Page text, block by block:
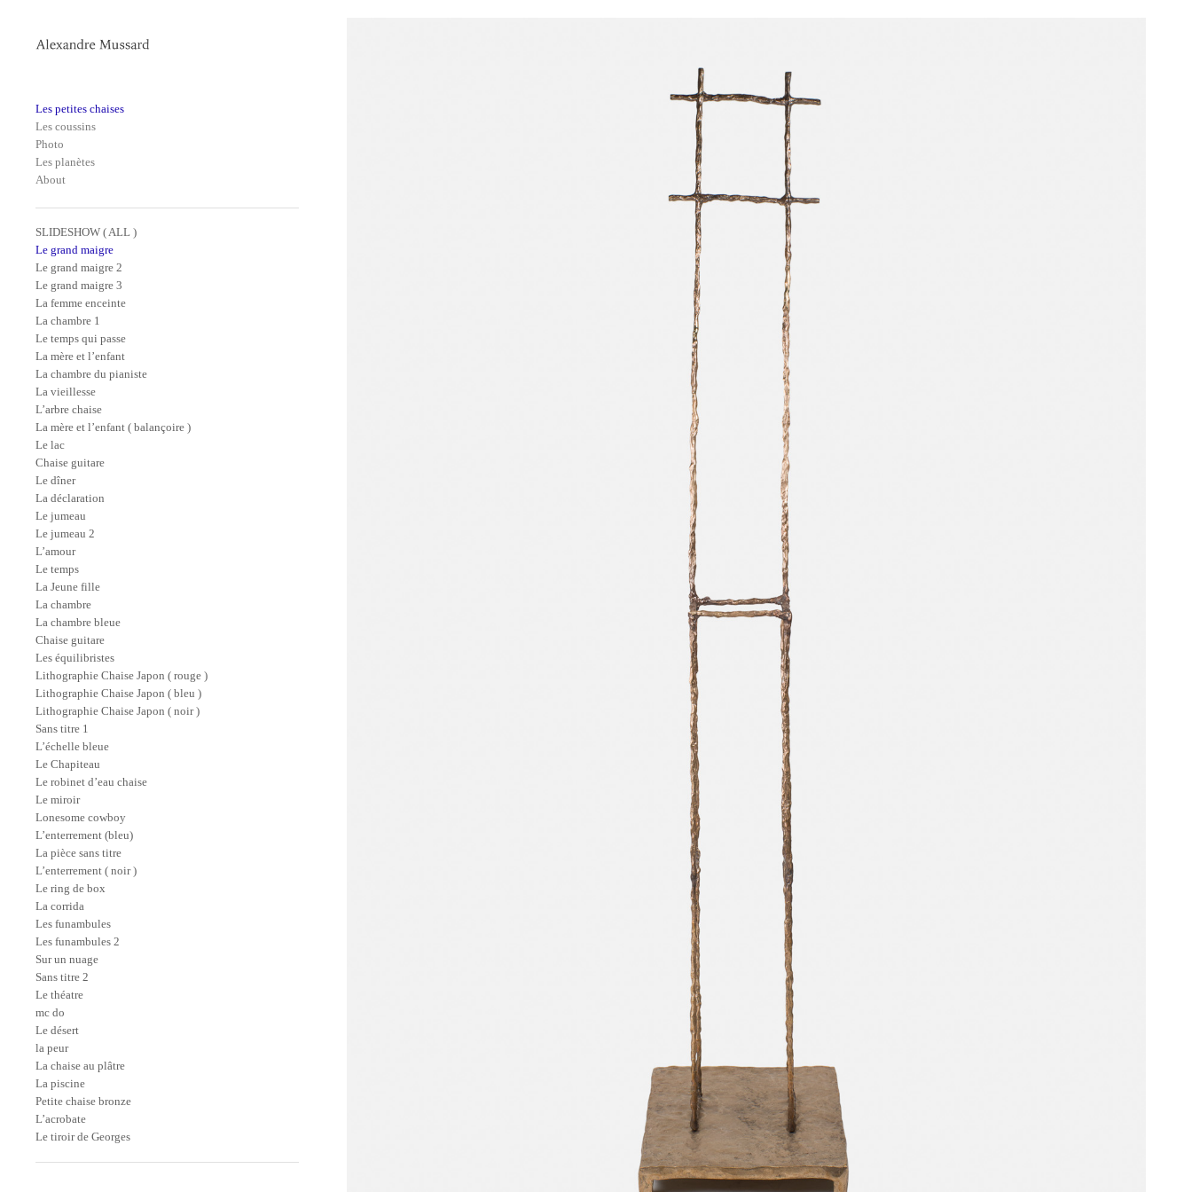
Les petites chaises
Les coussins
Photo
Les planètes
About
SLIDESHOW ( ALL )
Le grand maigre
Le grand maigre 2
Le grand maigre 3
La femme enceinte
La chambre 1
Le temps qui passe
La mère et l’enfant
La chambre du pianiste
La vieillesse
L’arbre chaise
La mère et l’enfant ( balançoire )
Le lac
Chaise guitare
Le dîner
La déclaration
Le jumeau
Le jumeau 2
L’amour
Le temps
La Jeune fille
La chambre
La chambre bleue
Chaise guitare
Les équilibristes
Lithographie Chaise Japon ( rouge )
Lithographie Chaise Japon ( bleu )
Lithographie Chaise Japon ( noir )
Sans titre 1
L’échelle bleue
Le Chapiteau
Le robinet d’eau chaise
Le miroir
Lonesome cowboy
L’enterrement (bleu)
La pièce sans titre
L’enterrement ( noir )
Le ring de box
La corrida
Les funambules
Les funambules 2
Sur un nuage
Sans titre 2
Le théatre
mc do
Le désert
la peur
La chaise au plâtre
La piscine
Petite chaise bronze
L’acrobate
Le tiroir de Georges